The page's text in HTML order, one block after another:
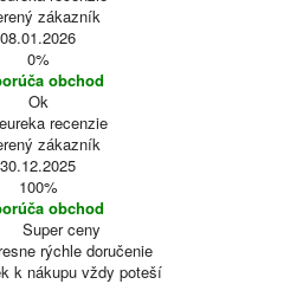
zákazník
08.01.2026
0%
obchod
Ok
zákazník
30.12.2025
100%
obchod
Super ceny
rýchle doručenie
k nákupu vždy poteší